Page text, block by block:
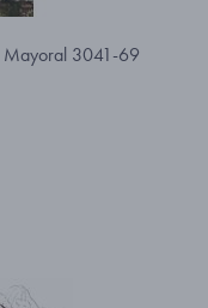
Mayoral 3041-69